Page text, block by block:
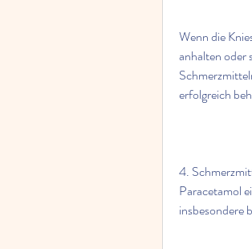
Wenn die
anhalten oder
erfolgreich
4.
Paracetamol
insbesondere